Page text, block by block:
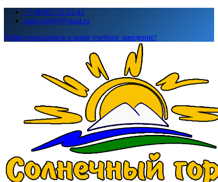
Перейти+7 (8662) 73-52-43
sunnycity07@mail.ru
Добро пожаловать в наше учебное заведение!